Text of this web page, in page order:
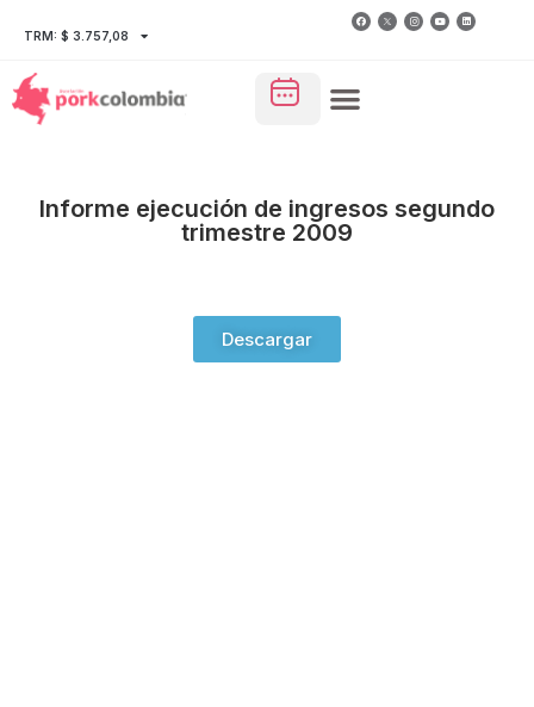
TRM: $ 3.757,08
Informe ejecución de ingresos segundo
trimestre 2009
Descargar